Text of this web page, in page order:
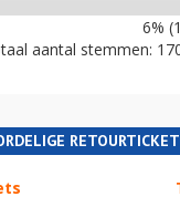
6%
aantal stemmen: